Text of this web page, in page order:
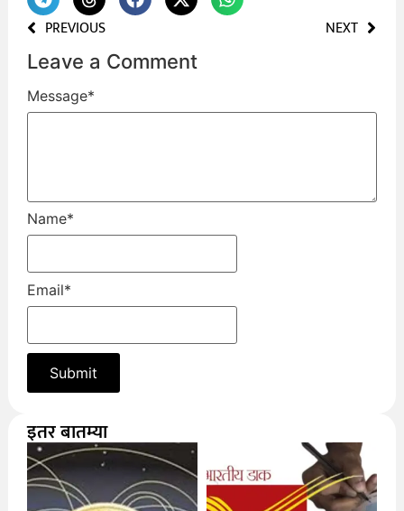
PREVIOUS NEXT
Leave a Comment
Message*
Name*
Email*
इतर बातम्या